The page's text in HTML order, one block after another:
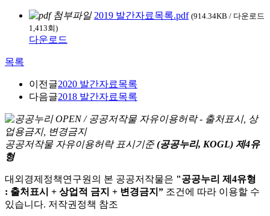
2019 발간자료목록.pdf (914.34KB / 다운로드
1,413회)
다운로드
목록
이전글2020 발간자료목록
다음글2018 발간자료목록
공공저작물 자유이용허락 표시기준 (공공누리, KOGL) 제4유
형
대외경제정책연구원의 본 공공저작물은 "공공누리 제4유형
: 출처표시 + 상업적 금지 + 변경금지” 조건에 따라 이용할 수
있습니다. 저작권정책 참조